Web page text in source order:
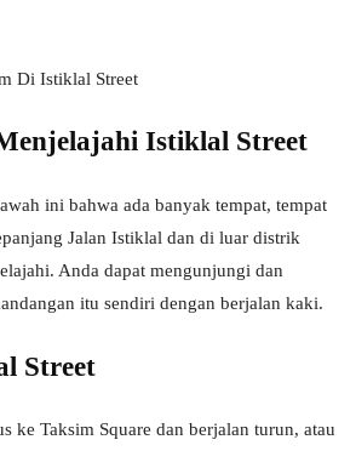
Di Istiklal Street
Istiklal Street
ini bahwa ada banyak tempat, tempat
Jalan Istiklal dan di luar distrik
Anda dapat mengunjungi dan
itu sendiri dengan berjalan kaki.
Street
ke Taksim Square dan berjalan turun, atau